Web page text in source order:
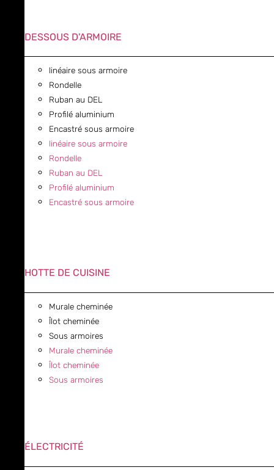
DESSOUS D'ARMOIRE
linéaire sous armoire
Rondelle
Ruban au DEL
Profilé aluminium
Encastré sous armoire
linéaire sous armoire
Rondelle
Ruban au DEL
Profilé aluminium
Encastré sous armoire
HOTTE DE CUISINE
Murale cheminée
Îlot cheminée
Sous armoires
Murale cheminée
Îlot cheminée
Sous armoires
ÉLECTRICITÉ